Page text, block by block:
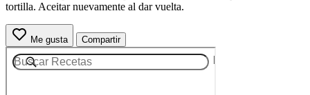
tortilla. Aceitar nuevamente al dar vuelta.
Me gusta Compartir